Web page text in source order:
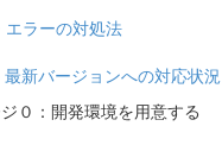
ラーの対処法
新バージョンへの対応状況
０：開発環境を用意する